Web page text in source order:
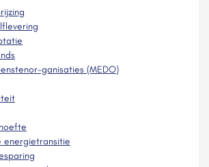
ganisaties (MEDO)
energietransitie